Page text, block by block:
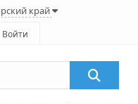
край
Войти